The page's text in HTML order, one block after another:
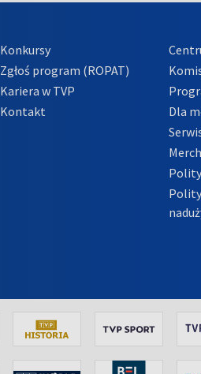
Konkursy
Zgłoś program (ROPAT)
Kariera w TVP
Kontakt
Dla